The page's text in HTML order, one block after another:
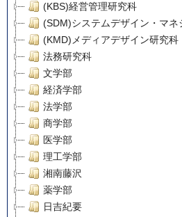
(KBS)経営管理研究科
(SDM)システムデザイン・マネ
(KMD)メディアデザイン研究科
法務研究科
文学部
経済学部
法学部
商学部
医学部
理工学部
湘南藤沢
薬学部
日吉紀要